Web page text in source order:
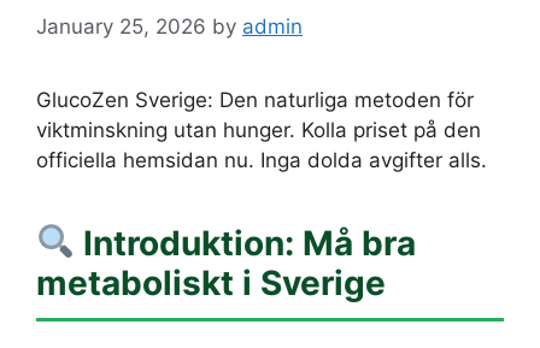
January 25, 2026 by admin
GlucoZen Sverige: Den naturliga metoden för
viktminskning utan hunger. Kolla priset på den
officiella hemsidan nu. Inga dolda avgifter alls.
Introduktion: Må bra
metaboliskt i Sverige